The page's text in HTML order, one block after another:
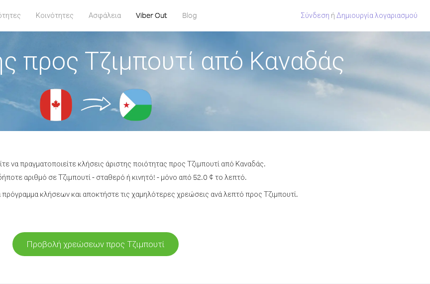
Κοινότητες Ασφάλεια Viber Out Blog Σύνδεση ή Δημιουργία λογαριασμού
προς Τζιμπουτί από Καναδάς
να πραγματοποιείτε κλήσεις άριστης ποιότητας προς Τζιμπουτί από Καναδάς.
αριθμό σε Τζιμπουτί - σταθερό ή κινητό! - μόνο από 52.0 ¢ το λεπτό.
κλήσεων και αποκτήστε τις χαμηλότερες χρεώσεις ανά λεπτό προς Τζιμπουτί.
Προβολή χρεώσεων προς Τζιμπουτί